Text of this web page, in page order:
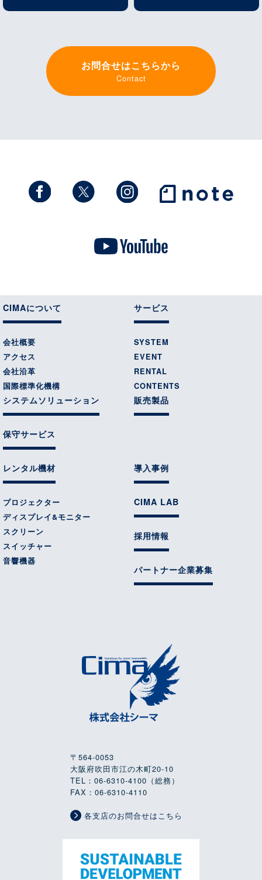
お問合せはこちらから
Contact
CIMAについて
会社概要
アクセス
会社沿革
国際標準化機構
サービス
SYSTEM
EVENT
RENTAL
CONTENTS
システムソリューション
保守サービス
販売製品
レンタル機材
プロジェクター
ディスプレイ&モニター
スクリーン
スイッチャー
音響機器
導入事例
CIMA LAB
採用情報
パートナー企業募集
〒564-0053
大阪府吹田市江の木町20-10
TEL：06-6310-4100（総務）
FAX：06-6310-4110
各支店のお問合せはこちら